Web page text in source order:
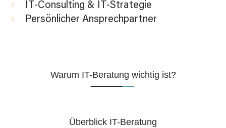
IT-Consulting & IT-Strategie
Persönlicher Ansprechpartner
Warum IT-Beratung wichtig ist?
Überblick IT-Beratung